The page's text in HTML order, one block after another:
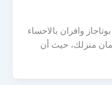
وافران بالاحساء
منزلك، حيث أن